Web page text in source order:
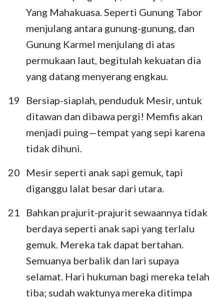
1 2
8
10
15
16 17 18 19
29
30 31 32 33 34
35
36
37 38 39 40 41
43
44 45 46 47 48
50
51 52
Yang Mahakuasa. Seperti Gunung Tabor
menjulang antara gunung-gunung, dan
Gunung Karmel menjulang di atas
permukaan laut, begitulah kekuatan dia
yang datang menyerang engkau.
19
Bersiap-siaplah, penduduk Mesir, untuk
ditawan dan dibawa pergi! Memfis akan
menjadi puing—tempat yang sepi karena
tidak dihuni.
20
Mesir seperti anak sapi gemuk, tapi
diganggu lalat besar dari utara.
21
Bahkan prajurit-prajurit sewaannya tidak
berdaya seperti anak sapi yang terlalu
gemuk. Mereka tak dapat bertahan.
Semuanya berbalik dan lari supaya
selamat. Hari hukuman bagi mereka telah
tiba; sudah waktunya mereka ditimpa